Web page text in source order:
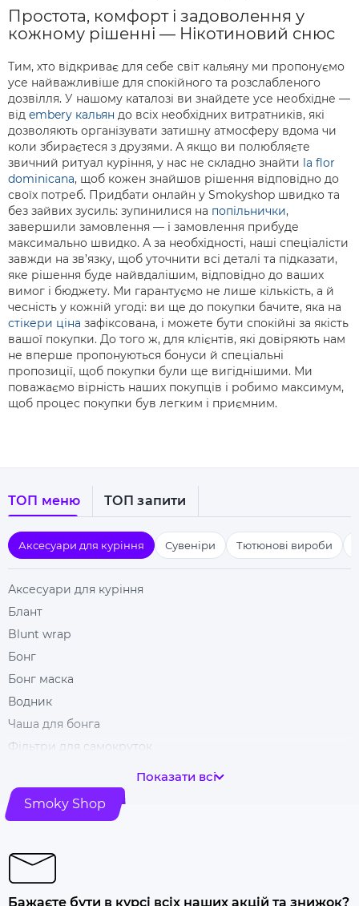
Простота, комфорт і задоволення у
кожному рішенні — Нікотиновий снюс
Тим, хто відкриває для себе світ кальяну ми пропонуємо
усе найважливіше для спокійного та розслабленого
дозвілля. У нашому каталозі ви знайдете усе необхідне —
від embery кальян до всіх необхідних витратників, які
дозволяють організувати затишну атмосферу вдома чи
коли збираєтеся з друзями. А якщо ви полюбляєте
звичний ритуал куріння, у нас не складно знайти la flor
dominicana, щоб кожен знайшов рішення відповідно до
своїх потреб. Придбати онлайн у Smokyshop швидко та
без зайвих зусиль: зупинилися на попільнички,
завершили замовлення — і замовлення прибуде
максимально швидко. А за необхідності, наші спеціалісти
завжди на зв’язку, щоб уточнити всі деталі та підказати,
яке рішення буде найвдалішим, відповідно до ваших
вимог і бюджету. Ми гарантуємо не лише кількість, а й
чесність у кожній угоді: ви ще до покупки бачите, яка на
стікери ціна зафіксована, і можете бути спокійні за якість
вашої покупки. До того ж, для клієнтів, які довіряють нам
не вперше пропонуються бонуси й спеціальні
пропозиції, щоб покупки були ще вигіднішими. Ми
поважаємо вірність наших покупців і робимо максимум,
щоб процес покупки був легким і приємним.
ТОП меню ТОП запити
Аксесуари для куріння Сувеніри Тютюнові вироби
Аксесуари для куріння
Блант
Blunt wrap
Бонг
Бонг маска
Водник
Чаша для бонга
Фільтри для самокруток
Гріндери
Ковпак для куріння
Купити папір для самокруток
Попільничка
Показати всі
Smoky Shop
Бажаєте бути в курсі всіх наших акцій та знижок?